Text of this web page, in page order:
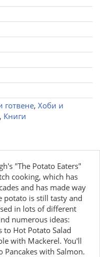
готвене, Хоби и
, Книги
"The Potato Eaters"
cooking, which has
and has made way
is still tasty and
in lots of different
numerous ideas:
Hot Potato Salad
with Mackerel. You'll
Pancakes with Salmon.